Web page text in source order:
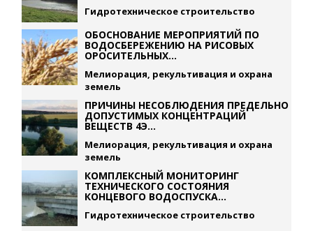
Гидротехническое строительство
ОБОСНОВАНИЕ МЕРОПРИЯТИЙ ПО
ВОДОСБЕРЕЖЕНИЮ НА РИСОВЫХ
ОРОСИТЕЛЬНЫХ...
Мелиорация, рекультивация и охрана
земель
ПРИЧИНЫ НЕСОБЛЮДЕНИЯ ПРЕДЕЛЬНО
ДОПУСТИМЫХ КОНЦЕНТРАЦИЙ
ВЕЩЕСТВ 4Э...
Мелиорация, рекультивация и охрана
земель
КОМПЛЕКСНЫЙ МОНИТОРИНГ
ТЕХНИЧЕСКОГО СОСТОЯНИЯ
КОНЦЕВОГО ВОДОСПУСКА...
Гидротехническое строительство